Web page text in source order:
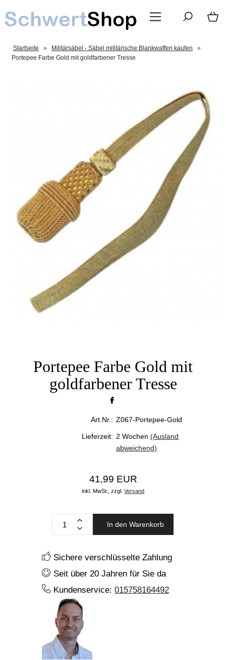
Startseite » Militärsäbel - Säbel militärische Blankwaffen kaufen
»
Portepee Farbe Gold mit goldfarbener Tresse
Portepee Farbe Gold mit
goldfarbener Tresse
Art.Nr.: Z067-Portepee-Gold
Lieferzeit: 2 Wochen (Ausland
abweichend)
41,99 EUR
inkl. MwSt., zzgl. Versand
In den Warenkorb
Sichere verschlüsselte Zahlung
Seit über 20 Jahren für Sie da
Kundenservice: 015758164492